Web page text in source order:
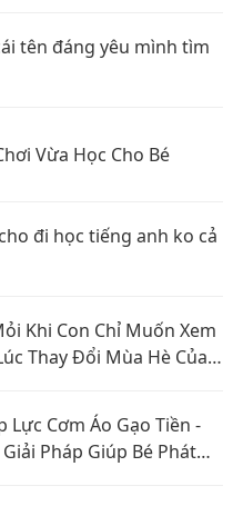
tên đáng yêu mình tìm
Vừa Học Cho Bé
đi học tiếng anh ko cả
Khi Con Chỉ Muốn Xem
Thay Đổi Mùa Hè Của
Lực Cơm Áo Gạo Tiền -
Pháp Giúp Bé Phát